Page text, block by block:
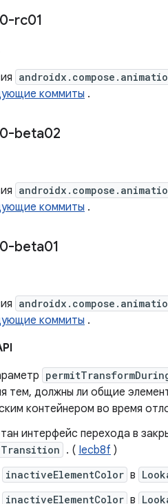
0-rc01
коммиты .
0-beta02
коммиты .
0-beta01
коммиты .
тем, должны ли общие
контейнером во время
интерфейс перехода в
. ( Iecb8f )
inactiveElementColor в
inactiveElementColor в